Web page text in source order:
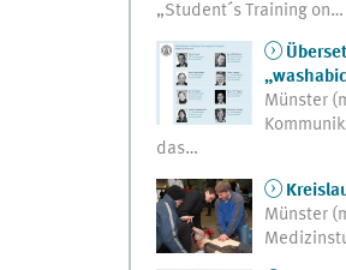
„Student´s Training on…
Münster
das…
Münster